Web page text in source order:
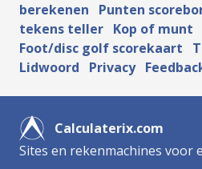
berekenen
Punten
tekens teller Kop of munt
Foot/disc golf scorekaart
Lidwoord
Privacy
Calculaterix.com
Sites en rekenmachines voor